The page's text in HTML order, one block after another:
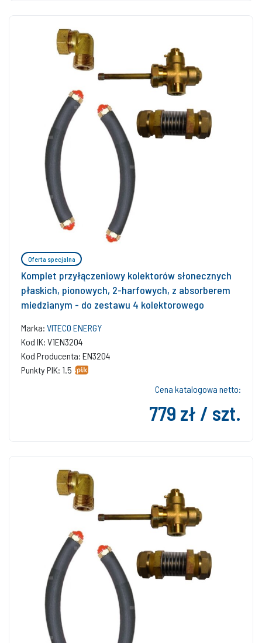
Oferta specjalna
Komplet przyłączeniowy kolektorów słonecznych
płaskich, pionowych, 2-harfowych, z absorberem
miedzianym - do zestawu 4 kolektorowego
Marka: VITECO ENERGY
Kod IK: V1EN3204
Kod Producenta: EN3204
Punkty PIK: 1.5
Cena katalogowa netto:
779 zł / szt.